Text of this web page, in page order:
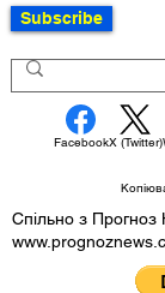
Subscribe
FacebookX (Twitter)
Спільно з Прогноз